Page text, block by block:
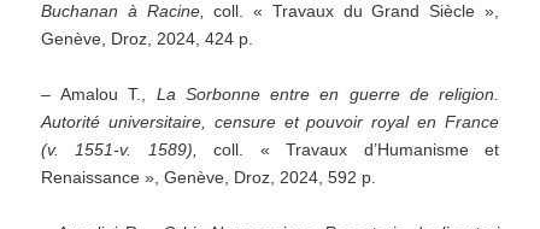
Buchanan à Racine,
coll. « Travaux du Grand Siècle »,
Genève, Droz, 2024, 424 p.
– Amalou T., La Sorbonne entre en guerre de religion.
Autorité universitaire, censure et pouvoir royal en France
(v. 1551-v. 1589),
coll. « Travaux d’Humanisme et
Renaissance », Genève, Droz, 2024, 592 p.